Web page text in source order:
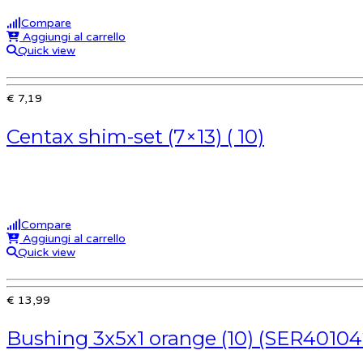
Compare
Aggiungi al carrello
Quick view
€ 7,19
Centax shim-set (7×13) ( 10)
Compare
Aggiungi al carrello
Quick view
€ 13,99
Bushing 3x5x1 orange (10)